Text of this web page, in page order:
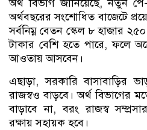
অর্থ বিভাগ জানিয়েছে, নতুন
অর্থবছরের সংশোধিত বাজেটে
সর্বনিম্ন বেতন স্কেল ৮ হাজার
টাকার বেশি হতে পারে, ফলে
আওতায় আসবেন।
এছাড়া, সরকারি বাসাবাড়ির
রাজস্বও বাড়বে। অর্থ বিভাগের
বাড়াবে না, বরং রাজস্ব
রক্ষায় সহায়ক হবে।